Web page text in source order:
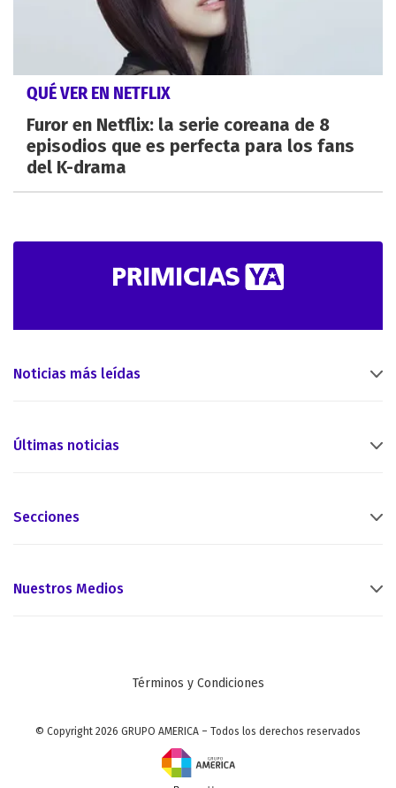
QUÉ VER EN NETFLIX
Furor en Netflix: la serie coreana de 8
episodios que es perfecta para los fans
del K-drama
Noticias más leídas
Últimas noticias
Secciones
Nuestros Medios
Términos y Condiciones
© Copyright 2026 GRUPO AMERICA – Todos los derechos reservados